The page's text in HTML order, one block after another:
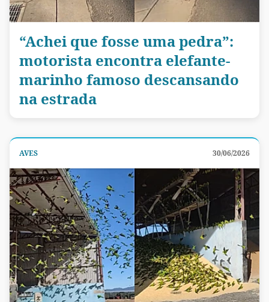
“Achei que fosse uma pedra”:
motorista encontra elefante-
marinho famoso descansando
na estrada
AVES 30/06/2026